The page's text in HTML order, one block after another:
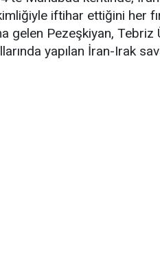
iftihar ettiğini her
gelen Pezeşkiyan, Tebriz
yapılan İran-Irak